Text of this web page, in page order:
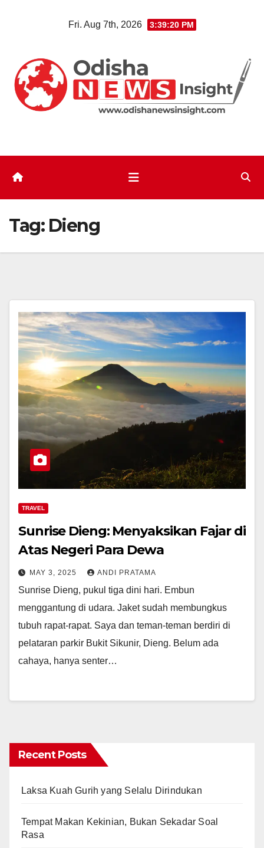
Fri. Aug 7th, 2026 3:39:21 PM
Tag: Dieng
TRAVEL
Sunrise Dieng: Menyaksikan Fajar di
Atas Negeri Para Dewa
MAY 3, 2025 ANDI PRATAMA
Sunrise Dieng, pukul tiga dini hari. Embun
menggantung di udara. Jaket sudah membungkus
tubuh rapat-rapat. Saya dan teman-teman berdiri di
pelataran parkir Bukit Sikunir, Dieng. Belum ada
cahaya, hanya senter…
Recent Posts
Laksa Kuah Gurih yang Selalu Dirindukan
Tempat Makan Kekinian, Bukan Sekadar Soal
Rasa